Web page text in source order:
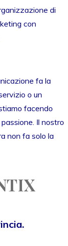
di
con
fa la
o un
facendo
Il nostro
non fa solo la